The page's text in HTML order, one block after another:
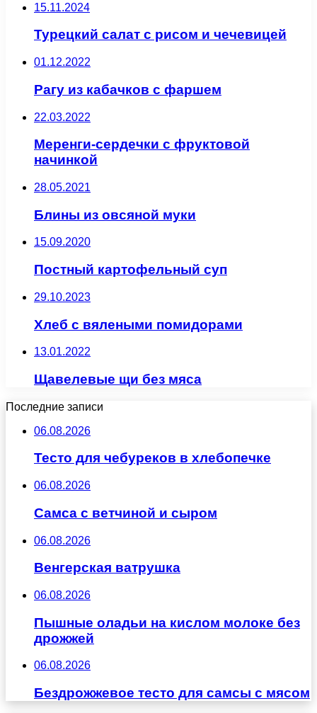
15.11.2024
Турецкий салат с рисом и чечевицей
01.12.2022
Рагу из кабачков с фаршем
22.03.2022
Меренги-сердечки с фруктовой
начинкой
28.05.2021
Блины из овсяной муки
15.09.2020
Постный картофельный суп
29.10.2023
Хлеб с вялеными помидорами
13.01.2022
Щавелевые щи без мяса
Последние записи
06.08.2026
Тесто для чебуреков в хлебопечке
06.08.2026
Самса с ветчиной и сыром
06.08.2026
Венгерская ватрушка
06.08.2026
Пышные оладьи на кислом молоке без
дрожжей
06.08.2026
Бездрожжевое тесто для самсы с мясом